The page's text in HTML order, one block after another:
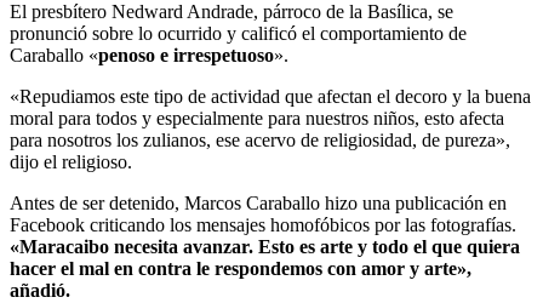
El presbítero Nedward Andrade, párroco de la Basílica, se
pronunció sobre lo ocurrido y calificó el comportamiento de
Caraballo «penoso e irrespetuoso».
«Repudiamos este tipo de actividad que afectan el decoro y la buena
moral para todos y especialmente para nuestros niños, esto afecta
para nosotros los zulianos, ese acervo de religiosidad, de pureza»,
dijo el religioso.
Antes de ser detenido, Marcos Caraballo hizo una publicación en
Facebook criticando los mensajes homofóbicos por las fotografías.
«Maracaibo necesita avanzar. Esto es arte y todo el que quiera
hacer el mal en contra le respondemos con amor y arte»,
añadió.